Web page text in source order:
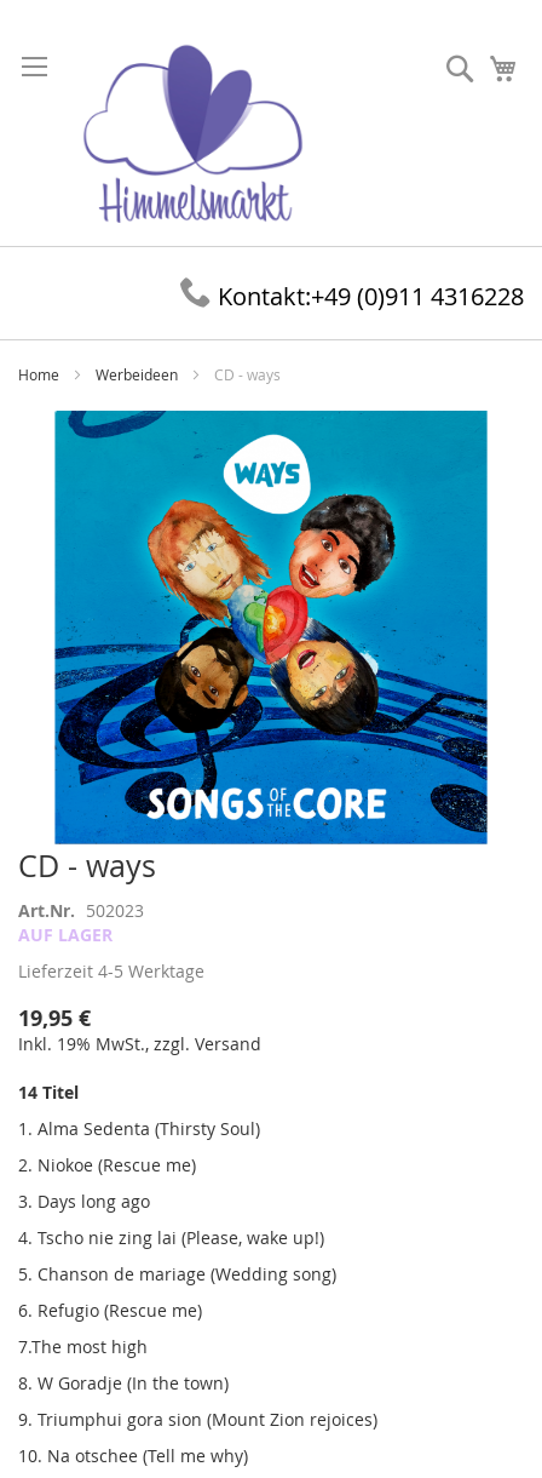
zum
Inhalt
Suche
Kontakt:+49 (0)911 4316228
Home Werbeideen CD - ways
CD - ways
Art.Nr. 502023
AUF LAGER
Lieferzeit 4-5 Werktage
19,95 €
Inkl. 19% MwSt., zzgl. Versand
14 Titel
1. Alma Sedenta (Thirsty Soul)
2. Niokoe (Rescue me)
3. Days long ago
4. Tscho nie zing lai (Please, wake up!)
5. Chanson de mariage (Wedding song)
6. Refugio (Rescue me)
7.The most high
8. W Goradje (In the town)
9. Triumphui gora sion (Mount Zion rejoices)
10. Na otschee (Tell me why)
Zum
Anfang
der
Bildergalerie